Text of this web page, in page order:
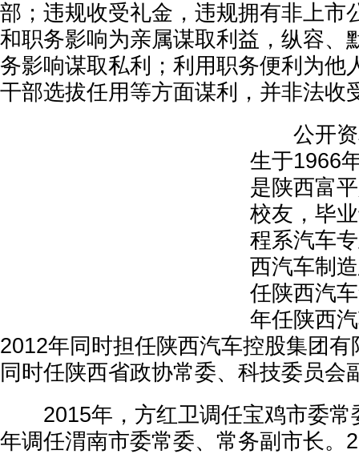
部；违规收受礼金，违规拥有非上市
和职务影响为亲属谋取利益，纵容、
务影响谋取私利；利用职务便利为他
干部选拔任用等方面谋利，并非法收
公开资
生于1966
是陕西富
校友，毕
程系汽车
西汽车制
任陕西汽
年任陕西
2012年同时担任陕西汽车控股集团
同时任陕西省政协常委、科技委员会
2015年，方红卫调任宝鸡市委常
年调任渭南市委常委、常务副市长。